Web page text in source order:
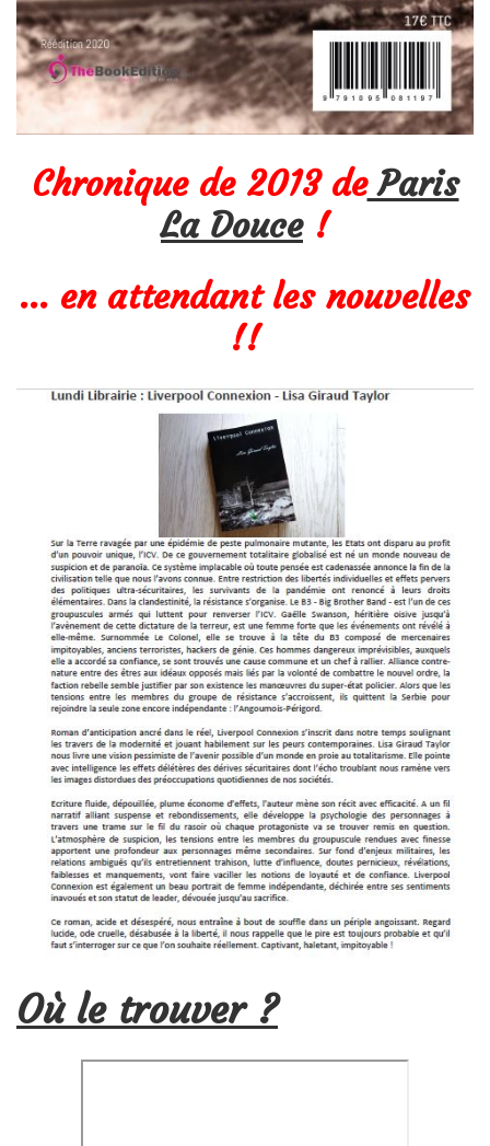
Chronique de 2013 deParis
La Douce!
… en attendant les nouvelles
!!
Où le trouver ?